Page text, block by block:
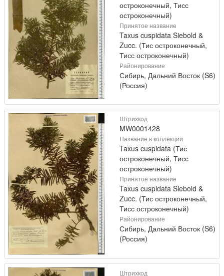
остроконечный, Тисс
остроконечный)
Принятое название
Taxus cuspidata Siebold &
Zucc. (Тис остроконечный,
Тисс остроконечный)
Районирование
Сибирь, Дальний Восток (S6)
(Россия)
Штрихкод
MW0001428
Название в коллекции
Taxus cuspidata (Тис
остроконечный, Тисс
остроконечный)
Принятое название
Taxus cuspidata Siebold &
Zucc. (Тис остроконечный,
Тисс остроконечный)
Районирование
Сибирь, Дальний Восток (S6)
(Россия)
Штрихкод